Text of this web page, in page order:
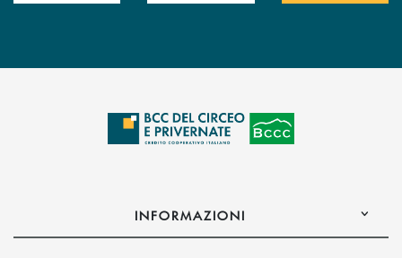
INFORMAZIONI